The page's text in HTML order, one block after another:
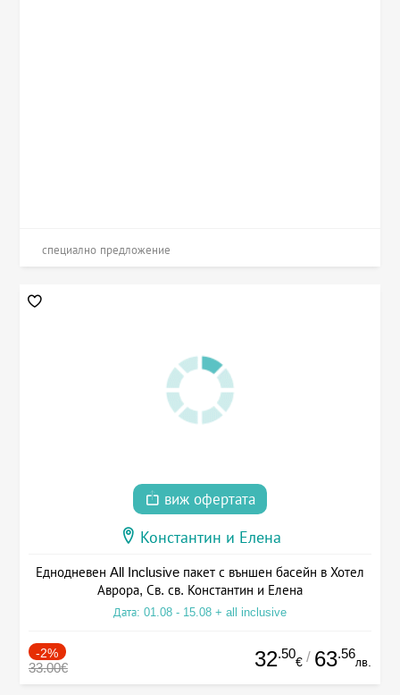
специално предложение
виж офертата
Константин и Елена
Еднодневен All Inclusive пакет с външен басейн в Хотел
Аврора, Св. св. Константин и Елена
Дата: 01.08 - 15.08 + all inclusive
-2%
33.00€ 32.50
€ / 63.56
лв.